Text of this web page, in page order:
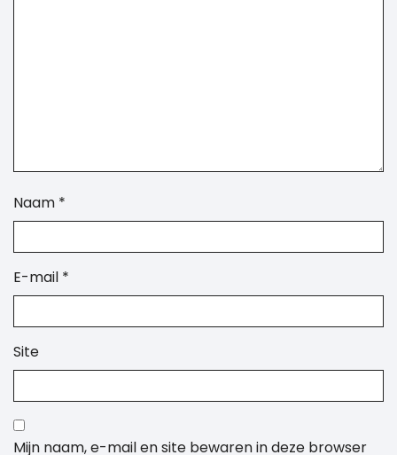
Naam *
E-mail *
Site
Mijn naam, e-mail en site bewaren in deze browser